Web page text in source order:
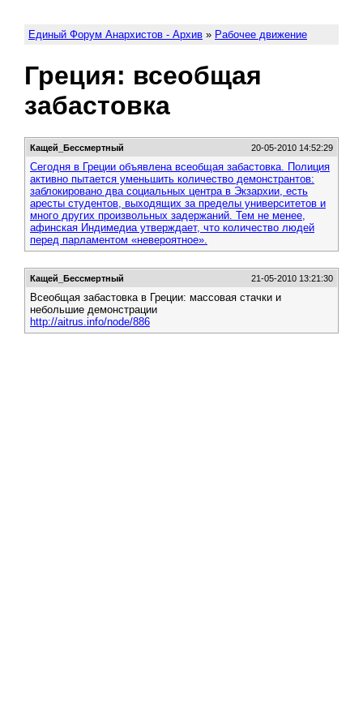
Единый Форум Анархистов - Архив » Рабочее движение
Греция: всеобщая
забастовка
Кащей_Бессмертный 20-05-2010 14:52:29
Сегодня в Греции объявлена всеобщая забастовка. Полиция
активно пытается уменьшить количество демонстрантов:
заблокировано два социальных центра в Экзархии, есть
аресты студентов, выходящих за пределы университетов и
много других произвольных задержаний. Тем не менее,
афинская Индимедиа утверждает, что количество людей
перед парламентом «невероятное».
Кащей_Бессмертный 21-05-2010 13:21:30
Всеобщая забастовка в Греции: массовая стачки и
небольшие демонстрации
http://aitrus.info/node/886